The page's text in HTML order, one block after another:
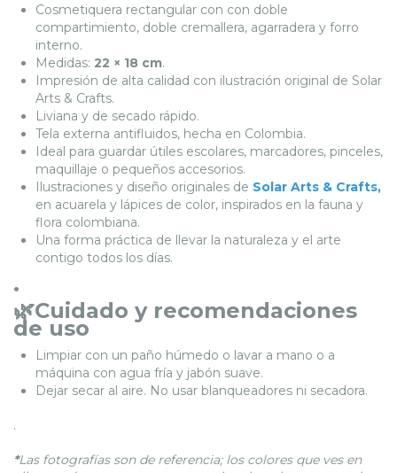
Cosmetiquera rectangular con con doble
compartimiento, doble cremallera, agarradera y forro
interno.
Medidas: 22 × 18 cm.
Impresión de alta calidad con ilustración original de Solar
Arts & Crafts.
Liviana y de secado rápido.
Tela externa antifluidos, hecha en Colombia.
Ideal para guardar útiles escolares, marcadores, pinceles,
maquillaje o pequeños accesorios.
Ilustraciones y diseño originales de Solar Arts & Crafts,
en acuarela y lápices de color, inspirados en la fauna y
flora colombiana.
Una forma práctica de llevar la naturaleza y el arte
contigo todos los días.
.
🌿Cuidado y recomendaciones
de uso
Limpiar con un paño húmedo o lavar a mano o a
máquina con agua fría y jabón suave.
Dejar secar al aire. No usar blanqueadores ni secadora.
.
*Las fotografías son de referencia; los colores que ves en